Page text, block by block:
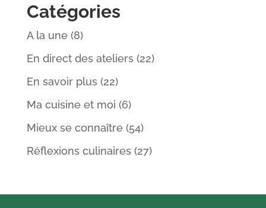
Catégories
A la une (8)
En direct des ateliers (22)
En savoir plus (22)
Ma cuisine et moi (6)
Mieux se connaître (54)
Réflexions culinaires (27)